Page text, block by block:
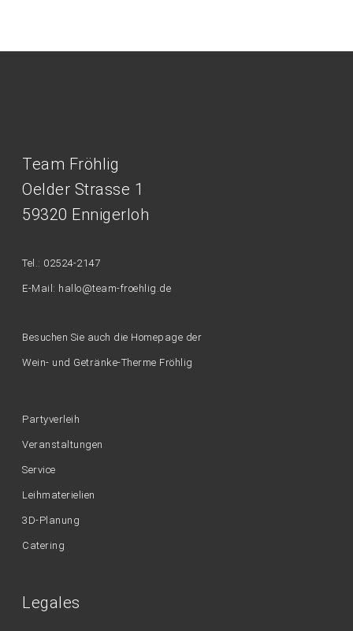
Team Fröhlig
Oelder Strasse 1
59320 Ennigerloh
Tel.: 02524-2147
E-Mail: hallo@team-froehlig.de
Besuchen Sie auch die Homepage der
Wein- und Getränke-Therme Fröhlig
Partyverleih
Veranstaltungen
Service
Leihmaterielien
3D-Planung
Catering
Legales